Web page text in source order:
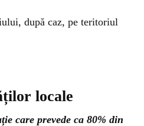
după caz, pe teritoriul
locale
care prevede ca 80% din